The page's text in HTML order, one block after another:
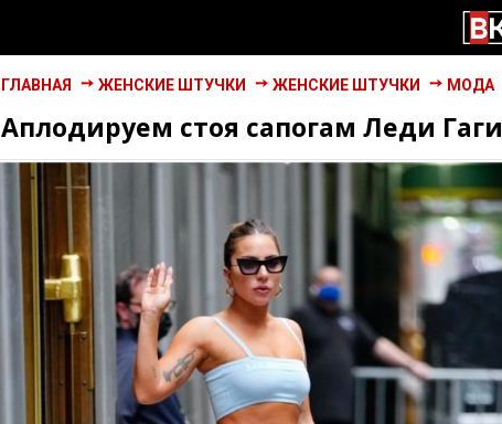
ГЛАВНАЯ ЖЕНСКИЕ ШТУЧКИ ЖЕНСКИЕ ШТУЧКИ МОДА
Аплодируем стоя сапогам Леди Гаги